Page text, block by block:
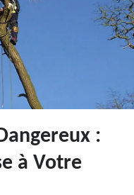
:
à Votre